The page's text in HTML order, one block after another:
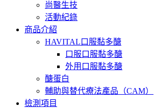
尚醫生技
活動紀錄
商品介紹
HAVITAL口服黏多醣
口服口服黏多醣
外用口服黏多醣
醣蛋白
輔助與替代療法產品（CAM）
檢測項目